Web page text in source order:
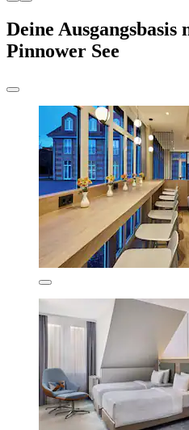
Deine Ausgangsbasis
Pinnower See